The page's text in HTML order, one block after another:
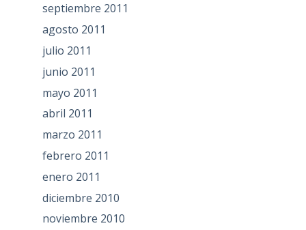
septiembre 2011
agosto 2011
julio 2011
junio 2011
mayo 2011
abril 2011
marzo 2011
febrero 2011
enero 2011
diciembre 2010
noviembre 2010